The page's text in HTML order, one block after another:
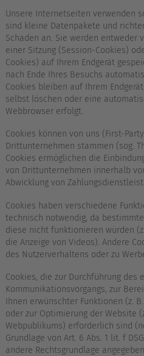
Unsere Internetseiten verwenden
sind kleine Datenpakete und
Schaden an. Sie werden entweder
einer Sitzung (Session-Cookies)
Cookies) auf Ihrem Endgerät
nach Ende Ihres Besuchs
Cookies bleiben auf Ihrem
selbst löschen oder eine
Webbrowser erfolgt.
Cookies können von uns (First-
Drittunternehmen stammen (sog.
Cookies ermöglichen die
von Drittunternehmen innerhalb
Abwicklung von
Cookies haben verschiedene
technisch notwendig, da
diese nicht funktionieren würden
die Anzeige von Videos). Andere
des Nutzerverhaltens oder zu
Cookies, die zur Durchführung des
Kommunikationsvorgangs, zur
Ihnen erwünschter Funktionen (z.
oder zur Optimierung der Website
Webpublikums) erforderlich sind
Grundlage von Art. 6 Abs. 1 lit. f
andere Rechtsgrundlage